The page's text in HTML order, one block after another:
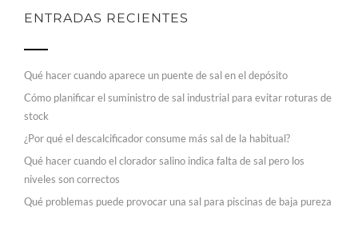
ENTRADAS RECIENTES
Qué hacer cuando aparece un puente de sal en el depósito
Cómo planificar el suministro de sal industrial para evitar roturas de
stock
¿Por qué el descalcificador consume más sal de la habitual?
Qué hacer cuando el clorador salino indica falta de sal pero los
niveles son correctos
Qué problemas puede provocar una sal para piscinas de baja pureza